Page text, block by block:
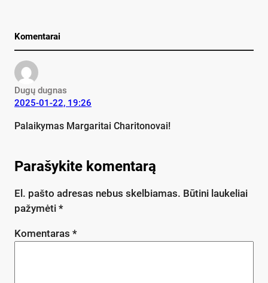
Komentarai
Dugų dugnas
2025-01-22, 19:26
Palaikymas Margaritai Charitonovai!
Parašykite komentarą
El. pašto adresas nebus skelbiamas. Būtini laukeliai
pažymėti *
Komentaras *